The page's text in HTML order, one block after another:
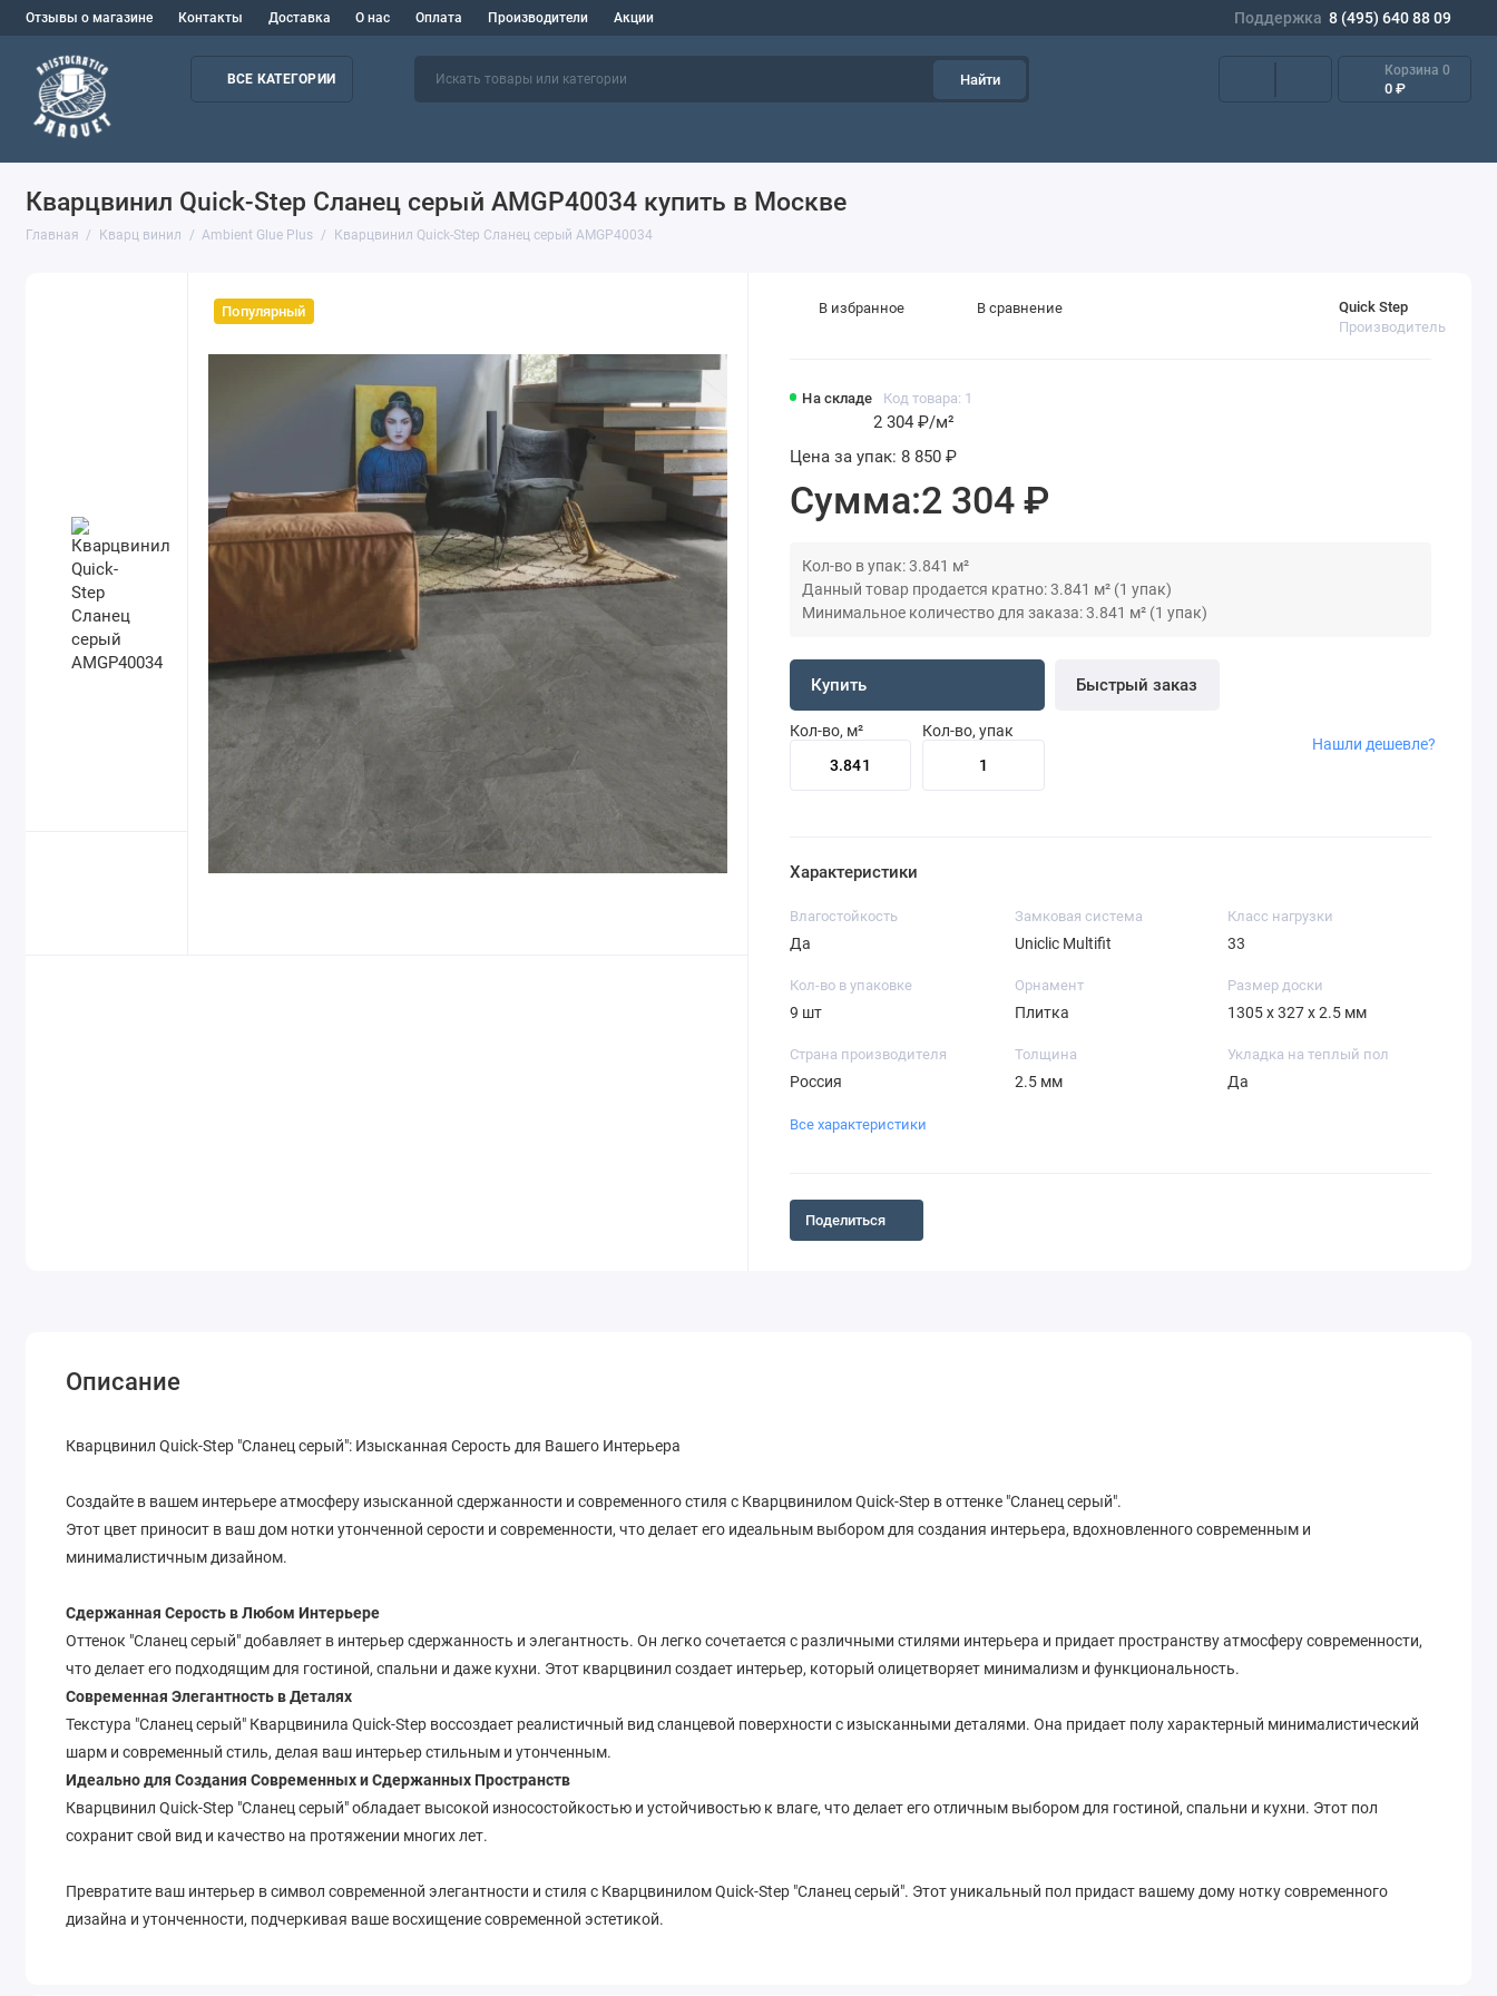
Отзывы о магазине Контакты Доставка О нас Оплата Производители Акции Поддержка 8 (495) 640 88 09
ВСЕ КАТЕГОРИИ Найти
Корзина 0
0 ₽
Кварцвинил Quick-Step Сланец серый AMGP40034 купить в Москве
Главная Кварц винил Ambient Glue Plus Кварцвинил Quick-Step Сланец серый AMGP40034
Популярный
На складе Код товара: 1
Quick Step
Производитель
2 304 ₽/м²
Цена за упак: 8 850 ₽
Сумма:2 304 ₽
Кол-во в упак: 3.841 м²
Данный товар продается кратно: 3.841 м² (1 упак)
Минимальное количество для заказа: 3.841 м² (1 упак)
Купить
Кол-во, м² Кол-во, упак
Быстрый заказ
Нашли дешевле?
В избранное В сравнение
Характеристики
Влагостойкость
Да
Замковая система
Uniclic Multifit
Класс нагрузки
33
Кол-во в упаковке
9 шт
Орнамент
Плитка
Размер доски
1305 x 327 x 2.5 мм
Страна производителя
Россия
Толщина
2.5 мм
Укладка на теплый пол
Да
Все характеристики
Поделиться
Описание
Кварцвинил Quick-Step "Сланец серый": Изысканная Серость для Вашего Интерьера
Создайте в вашем интерьере атмосферу изысканной сдержанности и современного стиля с Кварцвинилом Quick-Step в оттенке "Сланец серый".
Этот цвет приносит в ваш дом нотки утонченной серости и современности, что делает его идеальным выбором для создания интерьера, вдохновленного современным и
минималистичным дизайном.
Сдержанная Серость в Любом Интерьере
Оттенок "Сланец серый" добавляет в интерьер сдержанность и элегантность. Он легко сочетается с различными стилями интерьера и придает пространству атмосферу современности,
что делает его подходящим для гостиной, спальни и даже кухни. Этот кварцвинил создает интерьер, который олицетворяет минимализм и функциональность.
Современная Элегантность в Деталях
Текстура "Сланец серый" Кварцвинила Quick-Step воссоздает реалистичный вид сланцевой поверхности с изысканными деталями. Она придает полу характерный минималистический
шарм и современный стиль, делая ваш интерьер стильным и утонченным.
Идеально для Создания Современных и Сдержанных Пространств
Кварцвинил Quick-Step "Сланец серый" обладает высокой износостойкостью и устойчивостью к влаге, что делает его отличным выбором для гостиной, спальни и кухни. Этот пол
сохранит свой вид и качество на протяжении многих лет.
Превратите ваш интерьер в символ современной элегантности и стиля с Кварцвинилом Quick-Step "Сланец серый". Этот уникальный пол придаст вашему дому нотку современного
дизайна и утонченности, подчеркивая ваше восхищение современной эстетикой.